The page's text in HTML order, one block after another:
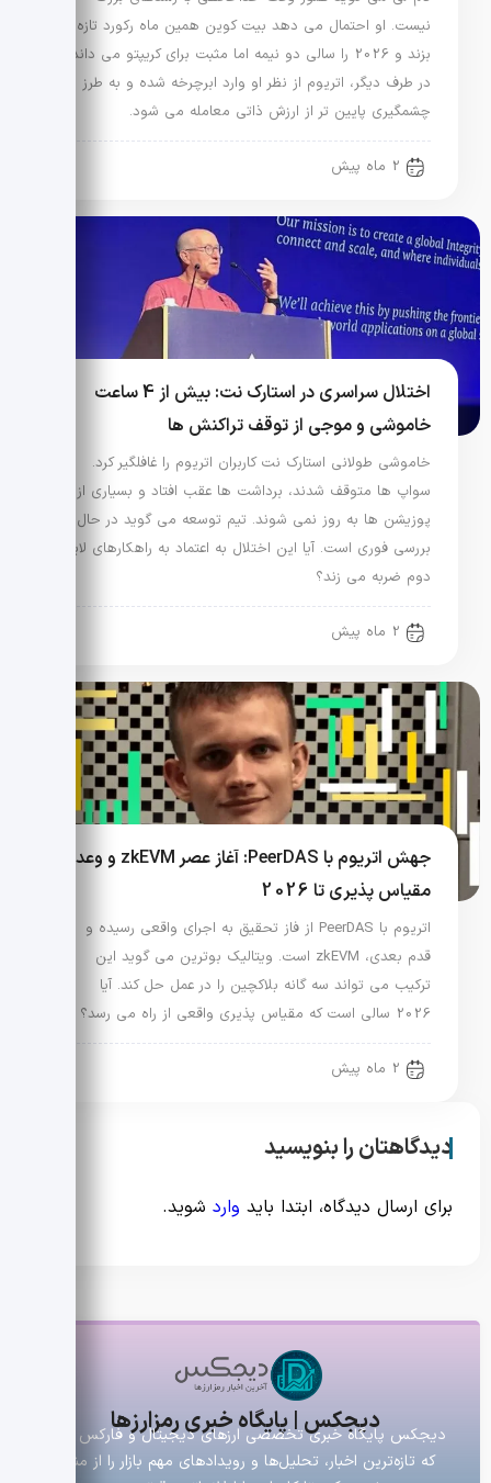
نیست. او احتمال می دهد بیت کوین همین ماه رکورد تازه
بزند و 2026 را سالی دو نیمه اما مثبت برای کریپتو می داند.
در طرف دیگر، اتریوم از نظر او وارد ابرچرخه شده و به طرز
چشمگیری پایین تر از ارزش ذاتی معامله می شود.
2 ماه پیش
اختلال سراسری در استارک نت: بیش از 4 ساعت
خاموشی و موجی از توقف تراکنش ها
خاموشی طولانی استارک نت کاربران اتریوم را غافلگیر کرد.
سواپ ها متوقف شدند، برداشت ها عقب افتاد و بسیاری از
پوزیشن ها به روز نمی شوند. تیم توسعه می گوید در حال
بررسی فوری است. آیا این اختلال به اعتماد به راهکارهای لایه
دوم ضربه می زند؟
2 ماه پیش
جهش اتریوم با PeerDAS: آغاز عصر zkEVM و وعده
مقیاس پذیری تا 2026
اتریوم با PeerDAS از فاز تحقیق به اجرای واقعی رسیده و
قدم بعدی، zkEVM است. ویتالیک بوترین می گوید این
ترکیب می تواند سه گانه بلاکچین را در عمل حل کند. آیا
2026 سالی است که مقیاس پذیری واقعی از راه می رسد؟
2 ماه پیش
دیدگاهتان را بنویسید
برای ارسال دیدگاه، ابتدا باید وارد شوید.
دیجکس | پایگاه خبری رمزارزها
دیجکس پایگاه خبری تخصصی ارزهای دیجیتال و فارکس است
که تازه‌ترین اخبار، تحلیل‌ها و رویدادهای مهم بازار را از منابع